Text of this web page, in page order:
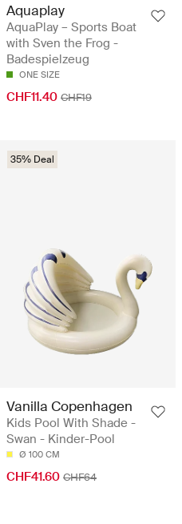
Aquaplay
AquaPlay – Sports Boat
with Sven the Frog -
Badespielzeug
ONE SIZE
CHF11.40 CHF19
35% Deal
Vanilla Copenhagen
Kids Pool With Shade -
Swan - Kinder-Pool
Ø 100 CM
CHF41.60 CHF64